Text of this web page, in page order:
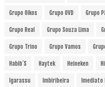
Grupo Oikos Grupo OVD Grupo
Grupo Real Grupo Souza Lima
Grupo Trino Grupo Vamos
Habib´s Haytek Heineken
Igarassu Imbiribeira Imediato